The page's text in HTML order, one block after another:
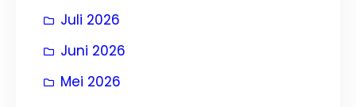
Juli 2026
Juni 2026
Mei 2026